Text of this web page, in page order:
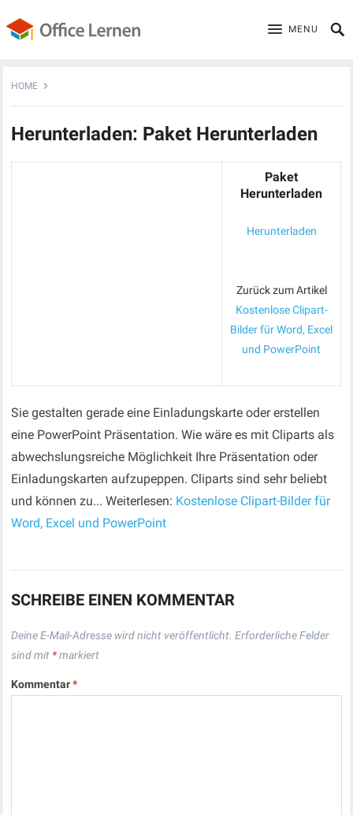
MENU
HOME
Herunterladen: Paket Herunterladen
Paket
Herunterladen
Herunterladen
Zurück zum Artikel
Kostenlose Clipart-
Bilder für Word, Excel
und PowerPoint
Sie gestalten gerade eine Einladungskarte oder erstellen
eine PowerPoint Präsentation. Wie wäre es mit Cliparts als
abwechslungsreiche Möglichkeit Ihre Präsentation oder
Einladungskarten aufzupeppen. Cliparts sind sehr beliebt
und können zu... Weiterlesen: Kostenlose Clipart-Bilder für
Word, Excel und PowerPoint
SCHREIBE EINEN KOMMENTAR
Deine E-Mail-Adresse wird nicht veröffentlicht. Erforderliche Felder
sind mit *markiert
Kommentar*